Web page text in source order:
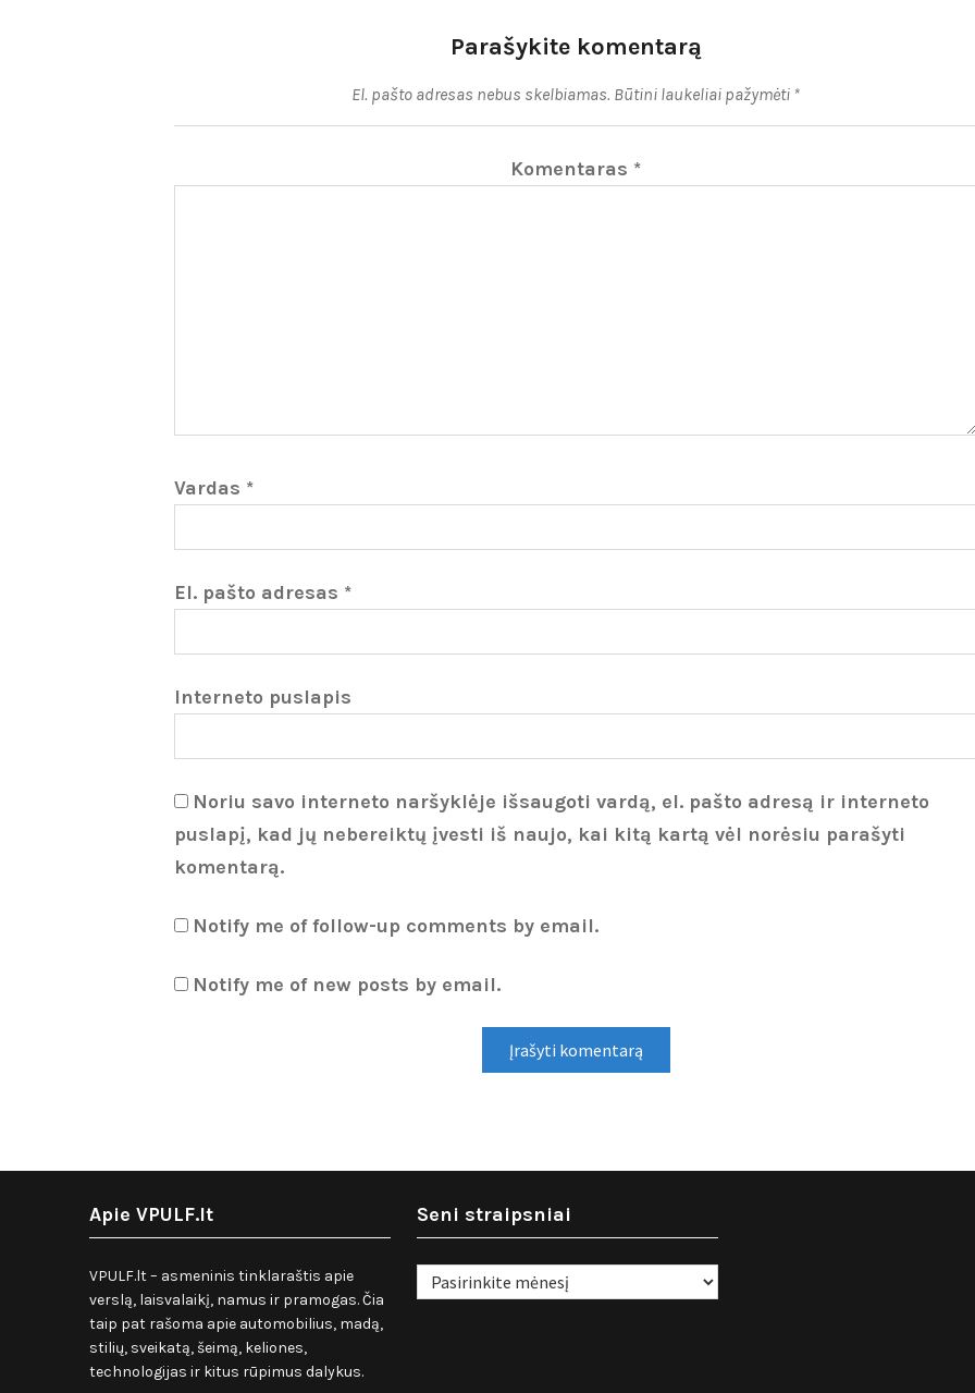
Parašykite komentarą
El. pašto adresas nebus skelbiamas. Būtini laukeliai pažymėti *
Komentaras *
Vardas *
El. pašto adresas *
Interneto puslapis
Noriu savo interneto naršyklėje išsaugoti vardą, el. pašto adresą ir interneto
puslapį, kad jų nebereiktų įvesti iš naujo, kai kitą kartą vėl norėsiu parašyti
komentarą.
Notify me of follow-up comments by email.
Notify me of new posts by email.
Apie VPULF.lt
VPULF.lt – asmeninis tinklaraštis apie
verslą, laisvalaikį, namus ir pramogas. Čia
taip pat rašoma apie automobilius, madą,
stilių, sveikatą, šeimą, keliones,
technologijas ir kitus rūpimus dalykus.
Seni straipsniai
Seni
straipsniai